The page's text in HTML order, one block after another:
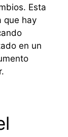
Esta
que hay
en un